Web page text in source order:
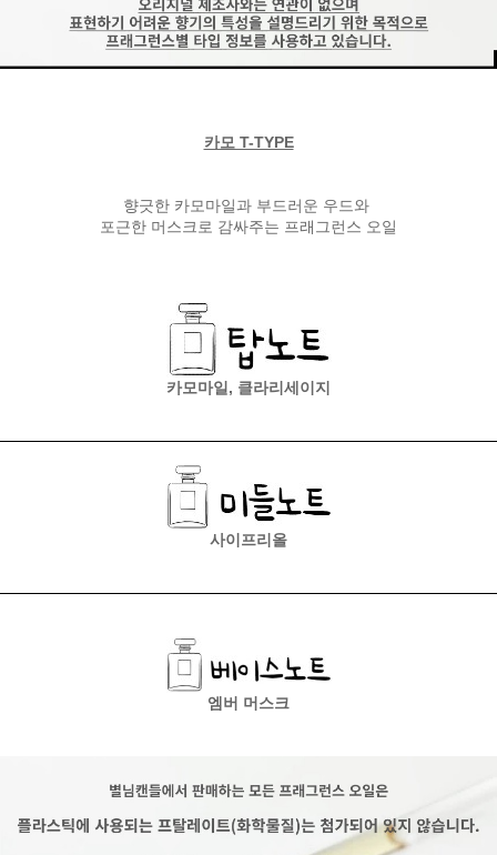
카모 T-TYPE
향긋한 카모마일과 부드러운 우드와
포근한 머스크로 감싸주는 프래그런스 오일
카모마일, 클라리세이지
사이프리올
엠버 머스크